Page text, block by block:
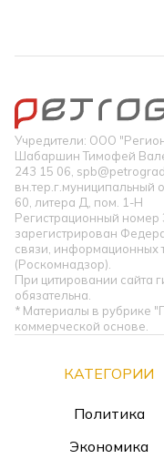
Учредители: ООО
Шабаршин Тимофей
243 15 06,
вн.тер.г.муниципальный
60, литера Д, пом. 1-Н
Регистрационный
зарегистрирован
связи, информационных
(Роскомнадзор).
При цитировании сайта
обязательна.
* Материалы в рубрике
коммерческой основе.
КАТЕГОРИИ
Политика
Экономика